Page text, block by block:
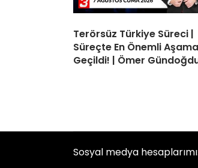
Terörsüz Türkiye Süreci |
Süreçte En Önemli
Geçildi! | Ömer
Sosyal medya